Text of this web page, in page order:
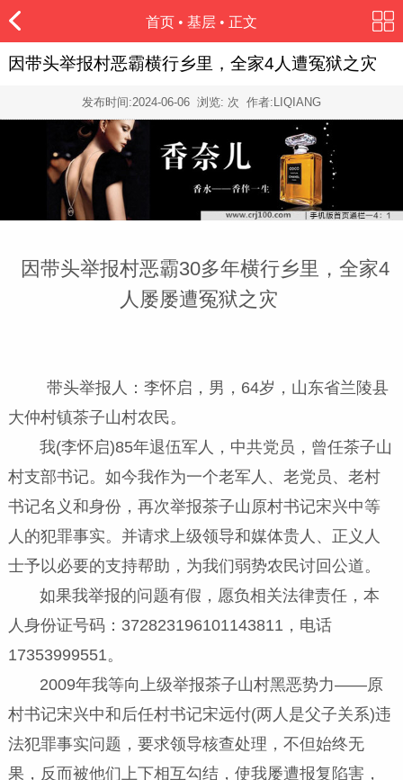
首页 • 基层 • 正文
因带头举报村恶霸横行乡里，全家4人遭冤狱之灾
发布时间:2024-06-06 浏览: 次 作者:LIQIANG
因带头举报村恶霸30多年横行乡里，全家4
人屡屡遭冤狱之灾
带头举报人：李怀启，男，64岁，山东省兰陵县
大仲村镇茶子山村农民。
我(李怀启)85年退伍军人，中共党员，曾任茶子山
村支部书记。如今我作为一个老军人、老党员、老村
书记名义和身份，再次举报茶子山原村书记宋兴中等
人的犯罪事实。并请求上级领导和媒体贵人、正义人
士予以必要的支持帮助，为我们弱势农民讨回公道。
如果我举报的问题有假，愿负相关法律责任，本
人身份证号码：372823196101143811，电话
17353999551。
2009年我等向上级举报茶子山村黑恶势力——原
村书记宋兴中和后任村书记宋远付(两人是父子关系)违
法犯罪事实问题，要求领导核查处理，不但始终无
果，反而被他们上下相互勾结，使我屡遭报复陷害，